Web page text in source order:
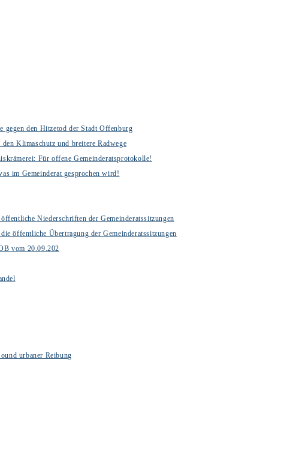
gegen den Hitzetod der Stadt Offenburg
Klimaschutz und breitere Radwege
Für offene Gemeinderatsprotokolle!
im Gemeinderat gesprochen wird!
Niederschriften der Gemeinderatssitzungen
öffentliche Übertragung der Gemeinderatssitzungen
vom 20.09.202
urbaner Reibung